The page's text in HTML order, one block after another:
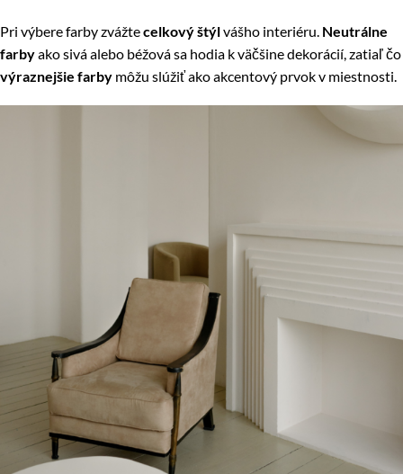
Pri výbere farby zvážtecelkový štýlvášho interiéru. Neutrálne
farbyako sivá alebo béžová sa hodia k väčšine dekorácií, zatiaľ čo
výraznejšie farby môžu slúžiť ako akcentový prvok v miestnosti.